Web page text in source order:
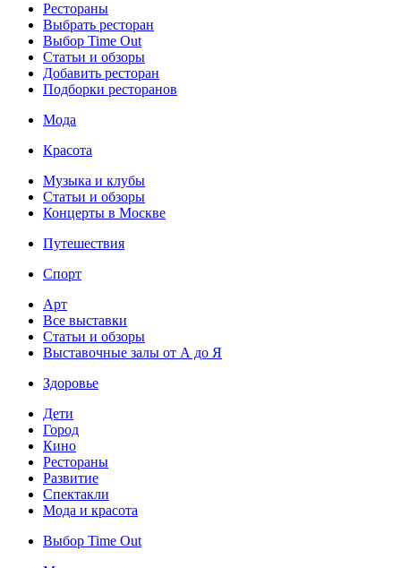
Рестораны
Выбрать ресторан
Выбор Time Out
Статьи и обзоры
Добавить ресторан
Подборки ресторанов
Мода
Красота
Музыка и клубы
Статьи и обзоры
Концерты в Москве
Путешествия
Спорт
Арт
Все выставки
Статьи и обзоры
Выставочные залы от А до Я
Здоровье
Дети
Город
Кино
Рестораны
Развитие
Спектакли
Мода и красота
Выбор Time Out